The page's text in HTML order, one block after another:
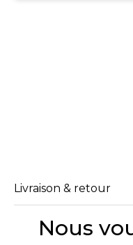
Livraison & retour
Nous